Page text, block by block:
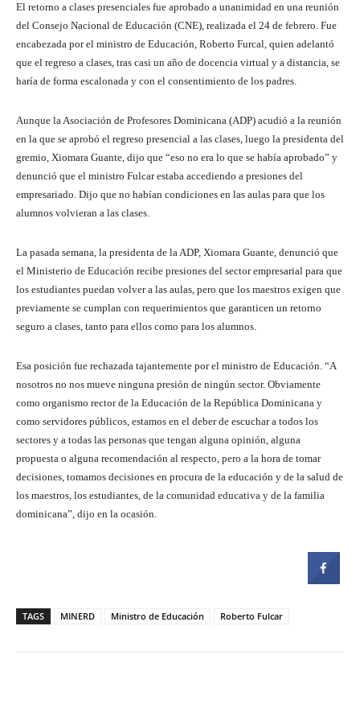
El retorno a clases presenciales fue aprobado a unanimidad en una reunión
del Consejo Nacional de Educación (CNE), realizada el 24 de febrero. Fue
encabezada por el ministro de Educación, Roberto Furcal, quien adelantó
que el regreso a clases, tras casi un año de docencia virtual y a distancia, se
haría de forma escalonada y con el consentimiento de los padres.
Aunque la Asociación de Profesores Dominicana (ADP) acudió a la reunión
en la que se aprobó el regreso presencial a las clases, luego la presidenta del
gremio, Xiomara Guante, dijo que “eso no era lo que se había aprobado” y
denunció que el ministro Fulcar estaba accediendo a presiones del
empresariado. Dijo que no habían condiciones en las aulas para que los
alumnos volvieran a las clases.
La pasada semana, la presidenta de la ADP, Xiomara Guante, denunció que
el Ministerio de Educación recibe presiones del sector empresarial para que
los estudiantes puedan volver a las aulas, pero que los maestros exigen que
previamente se cumplan con requerimientos que garanticen un retorno
seguro a clases, tanto para ellos como para los alumnos.
Esa posición fue rechazada tajantemente por el ministro de Educación. “A
nosotros no nos mueve ninguna presión de ningún sector. Obviamente
como organismo rector de la Educación de la República Dominicana y
como servidores públicos, estamos en el deber de escuchar a todos los
sectores y a todas las personas que tengan alguna opinión, alguna
propuesta o alguna recomendación al respecto, pero a la hora de tomar
decisiones, tomamos decisiones en procura de la educación y de la salud de
los maestros, los estudiantes, de la comunidad educativa y de la familia
dominicana”, dijo en la ocasión.
TAGS MINERD Ministro de Educación Roberto Fulcar